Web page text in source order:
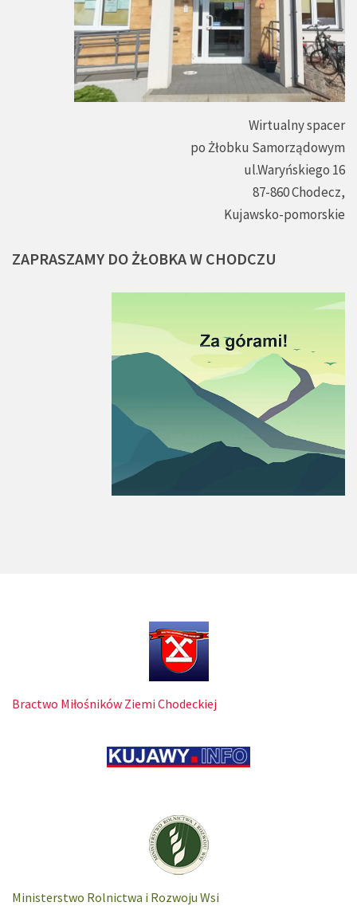
Wirtualny spacer
po Żłobku Samorządowym
ul.Waryńskiego 16
87-860 Chodecz,
Kujawsko-pomorskie
ZAPRASZAMY DOŻŁOBKAW CHODCZU
Bractwo Miłośników Ziemi Chodeckiej
Ministerstwo Rolnictwa i Rozwoju Wsi